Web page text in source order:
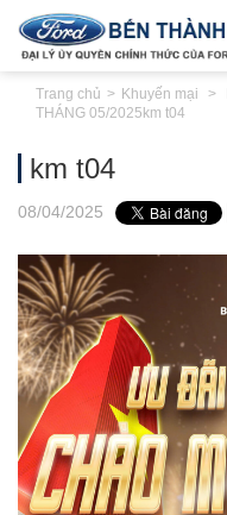
Trang chủ Khuyến mại
THÁNG 05/2025 km t04
km t04
08/04/2025